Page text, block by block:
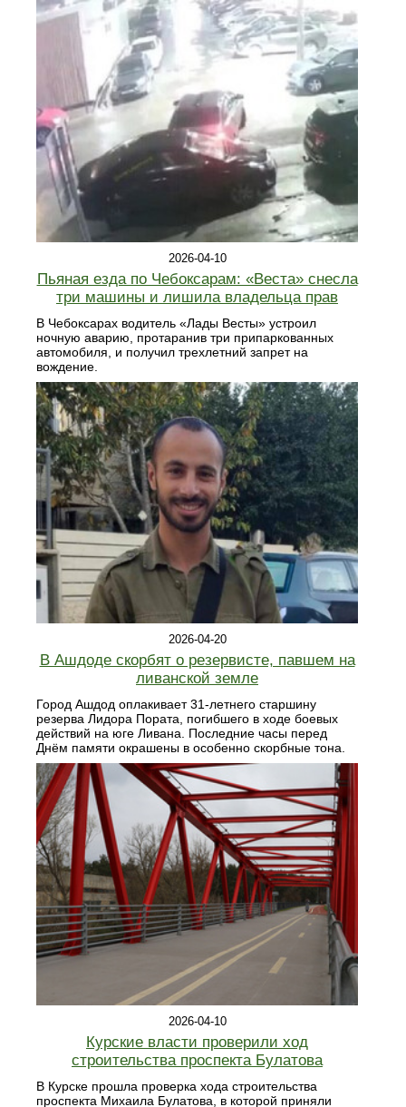
2026-04-10
Пьяная езда по Чебоксарам: «Веста» снесла
три машины и лишила владельца прав
В Чебоксарах водитель «Лады Весты» устроил
ночную аварию, протаранив три припаркованных
автомобиля, и получил трехлетний запрет на
вождение.
2026-04-20
В Ашдоде скорбят о резервисте, павшем на
ливанской земле
Город Ашдод оплакивает 31-летнего старшину
резерва Лидора Пората, погибшего в ходе боевых
действий на юге Ливана. Последние часы перед
Днём памяти окрашены в особенно скорбные тона.
2026-04-10
Курские власти проверили ход
строительства проспекта Булатова
В Курске прошла проверка хода строительства
проспекта Михаила Булатова, в которой приняли